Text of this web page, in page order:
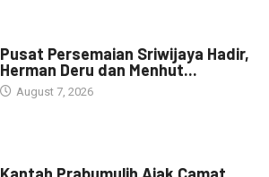
Pusat Persemaian Sriwijaya Hadir,
Herman Deru dan Menhut...
August 7, 2026